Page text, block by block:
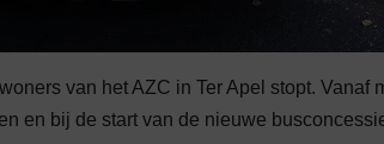
van het AZC in Ter Apel stopt.
en bij de start van de nieuwe